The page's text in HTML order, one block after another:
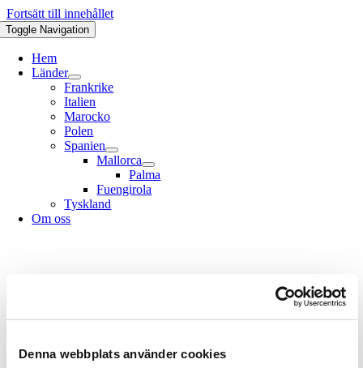
Denna webbplats använder cookies
Fortsätt till innehållet
Toggle Navigation
Hem
Länder
Frankrike
Italien
Marocko
Polen
Spanien
Mallorca
Palma
Fuengirola
Tyskland
Om oss